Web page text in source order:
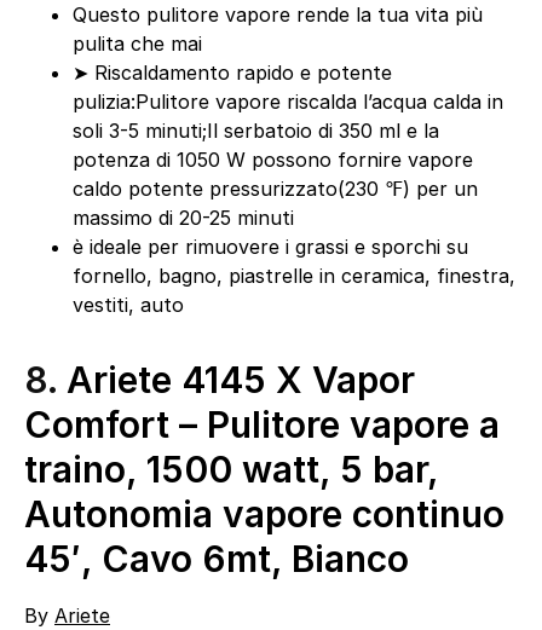
Questo pulitore vapore rende la tua vita più
pulita che mai
➤ Riscaldamento rapido e potente
pulizia:Pulitore vapore riscalda l’acqua calda in
soli 3-5 minuti;Il serbatoio di 350 ml e la
potenza di 1050 W possono fornire vapore
caldo potente pressurizzato(230 ℉) per un
massimo di 20-25 minuti
è ideale per rimuovere i grassi e sporchi su
fornello, bagno, piastrelle in ceramica, finestra,
vestiti, auto
8. Ariete 4145 X Vapor
Comfort – Pulitore vapore a
traino, 1500 watt, 5 bar,
Autonomia vapore continuo
45′, Cavo 6mt, Bianco
By Ariete